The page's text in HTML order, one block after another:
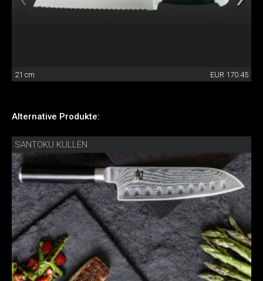
21 cm EUR 170.45
Alternative Produkte:
SANTOKU KULLEN